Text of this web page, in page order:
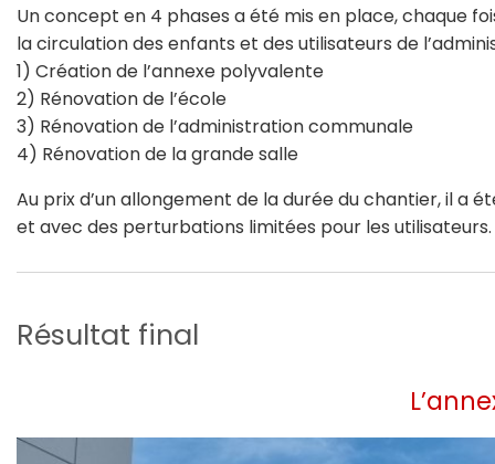
Un concept en 4 phases a été mis en place, chaque
la circulation des enfants et des utilisateurs de
1) Création de l’annexe polyvalente
2) Rénovation de l’école
3) Rénovation de l’administration communale
4) Rénovation de la grande salle
Au prix d’un allongement de la durée du chantier, il a
et avec des perturbations limitées pour les utilisateurs.
Résultat final